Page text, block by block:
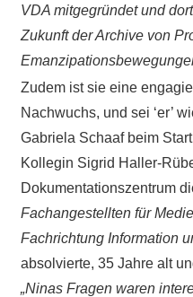
VDA mitgegründet und
Zukunft der Archive von
Zudem ist sie eine
Nachwuchs, und sei ‘er’
Gabriela Schaaf beim
Kollegin Sigrid Haller-
Dokumentationszentrum
Fachangestellten für
Fachrichtung Information
absolvierte, 35 Jahre alt
„Ninas Fragen waren